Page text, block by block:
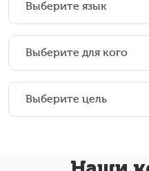
Выберите язык
Выберите для кого
Выберите цель